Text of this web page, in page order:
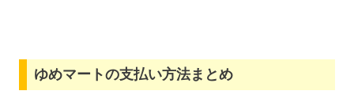
ゆめマートの支払い方法まとめ